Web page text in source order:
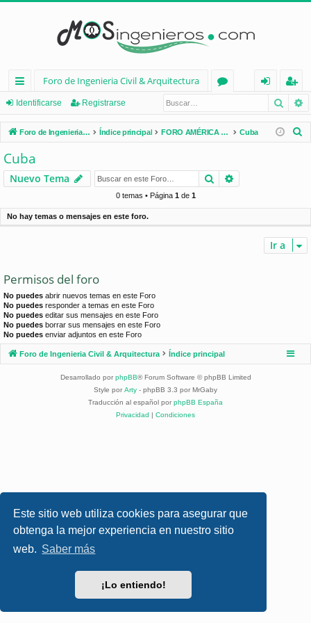
Este sitio web utiliza cookies para asegurar que
obtenga la mejor experiencia en nuestro sitio
web. Saber más
¡Lo entiendo!
nl
ac
es
rá
pi
d
Foro de Ingenieria Civil & Arquitectura
os
nt
ifi
e
eg
ist
ra
Identificarse Registrarse
Foro de Ingenieria Civil & Arquitectura Índice principal FORO AMÉRICA LATINA Cuba
r
Cuba
Nuevo Tema Buscar
0 temas • Página 1de 1
No hay temas o mensajes en este foro.
Ir a
Permisos del foro
No puedes abrir nuevos temas en este Foro
No puedes responder a temas en este Foro
No puedes editar sus mensajes en este Foro
No puedes borrar sus mensajes en este Foro
No puedes enviar adjuntos en este Foro
Foro de Ingenieria Civil & Arquitectura Índice principal
Desarrollado por phpBB® Forum Software © phpBB Limited
Style por Arty - phpBB 3.3 por MrGaby
Traducción al español por phpBB España
Privacidad | Condiciones